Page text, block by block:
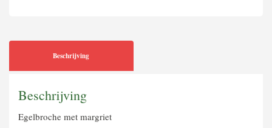
Beschrijving
Beschrijving
Egelbroche met margriet